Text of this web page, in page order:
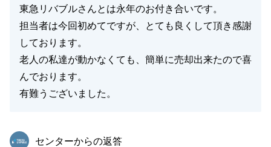
東急リバブルさんとは永年のお付き合いです。
担当者は今回初めてですが、とても良くして頂き感謝
しております。
老人の私達が動かなくても、簡単に売却出来たので喜
んでおります。
有難うございました。
東急リバブル
センターからの返答